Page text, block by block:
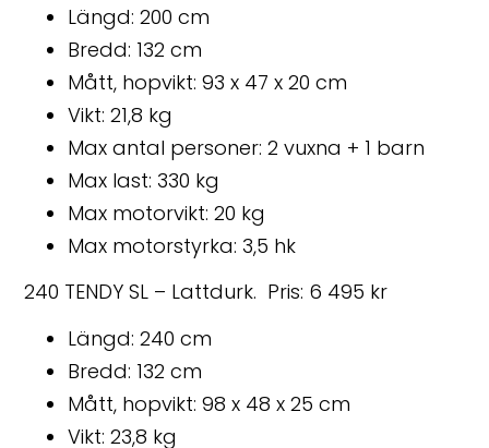
Längd: 200 cm
Bredd: 132 cm
Mått, hopvikt: 93 x 47 x 20 cm
Vikt: 21,8 kg
Max antal personer: 2 vuxna + 1 barn
Max last: 330 kg
Max motorvikt: 20 kg
Max motorstyrka: 3,5 hk
240 TENDY SL – Lattdurk. Pris: 6 495 kr
Längd: 240 cm
Bredd: 132 cm
Mått, hopvikt: 98 x 48 x 25 cm
Vikt: 23,8 kg